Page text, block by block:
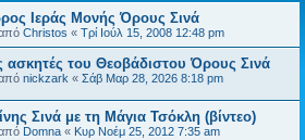
Ιεράς Μονής Όρους Σινά
Christos « Τρί Ιούλ 15, 2008 12:48 pm
ασκητές του Θεοβάδιστου Όρους Σινά
nickzark « Σάβ Μαρ 28, 2026 8:18 pm
Σινά με τη Μάγια Τσόκλη (βίντεο)
Domna « Κυρ Νοέμ 25, 2012 7:35 am